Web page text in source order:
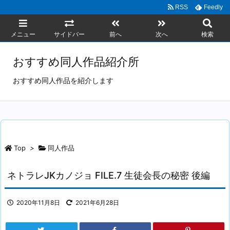
メニュー サイドバー 前へ 次へ 検索
RSS Feedly
おすすめ同人作品紹介所
おすすめ同人作品を紹介します
Top > 同人作品
ネトラレJKカノジョ FILE.7 生徒会長の秘密 後編
2020年11月8日 2021年6月28日